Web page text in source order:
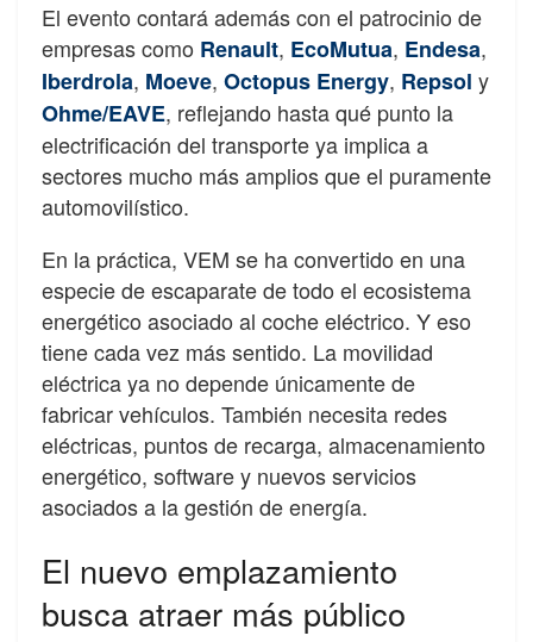
El evento contará además con el patrocinio de
empresas como Renault, EcoMutua, Endesa,
Iberdrola, Moeve, Octopus Energy, Repsol y
Ohme/EAVE, reflejando hasta qué punto la
electrificación del transporte ya implica a
sectores mucho más amplios que el puramente
automovilístico.
En la práctica, VEM se ha convertido en una
especie de escaparate de todo el ecosistema
energético asociado al coche eléctrico. Y eso
tiene cada vez más sentido. La movilidad
eléctrica ya no depende únicamente de
fabricar vehículos. También necesita redes
eléctricas, puntos de recarga, almacenamiento
energético, software y nuevos servicios
asociados a la gestión de energía.
El nuevo emplazamiento
busca atraer más público